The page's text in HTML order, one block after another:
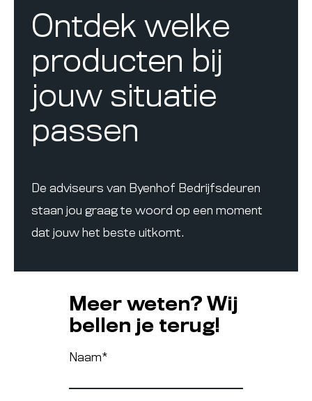
Ontdek welke
producten bij
jouw situatie
passen
De adviseurs van Byenhof Bedrijfsdeuren
staan jou graag te woord op een moment
dat jouw het beste uitkomt.
Meer weten? Wij
bellen je terug!
Naam*